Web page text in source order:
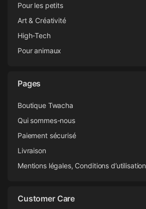
Pour les petits
Art & Créativité
High-Tech
Pour animaux
Pages
Boutique Twacha
Qui sommes-nous
Paiement sécurisé
Livraison
Mentions légales, Conditions d’utilisation
Customer Care